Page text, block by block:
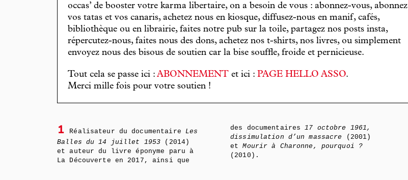
occas’ de booster votre karma libertaire, on a besoin de vous : abonnez-vous, abonnez
vos tatas et vos canaris, achetez nous en kiosque, diffusez-nous en manif, cafés,
bibliothèque ou en librairie, faites notre pub sur la toile, partagez nos posts insta,
répercutez-nous, faites nous des dons, achetez nos t-shirts, nos livres, ou simplement
envoyez nous des bisous de soutien car la bise souffle, froide et pernicieuse.
Tout cela se passe ici : ABONNEMENT et ici : PAGE HELLO ASSO.
Merci mille fois pour votre soutien !
1 Réalisateur du documentaire Les
Balles du 14 juillet 1953 (2014)
et auteur du livre éponyme paru à
La Découverte en 2017, ainsi que
des documentaires17 octobre 1961,
dissimulation d’un massacre (2001)
etMourir à Charonne, pourquoi ?
(2010).